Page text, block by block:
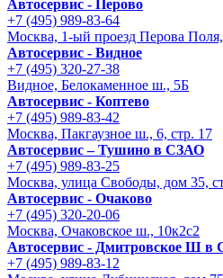
Автосервис - Перово
+7 (495) 989-83-64
Москва, 1-ый проезд Перова
Автосервис - Видное
+7 (495) 320-27-38
Видное, Белокаменное ш., 5Б
Автосервис - Коптево
+7 (495) 989-83-42
Москва, Пакгаузное ш., 6, стр. 17
Автосервис – Тушино в СЗАО
+7 (495) 989-83-25
Москва, улица Свободы, дом 35,
Автосервис - Очаково
+7 (495) 320-20-06
Москва, Очаковское ш., 10к2с2
Автосервис - Дмитровское Ш в
+7 (495) 989-83-12